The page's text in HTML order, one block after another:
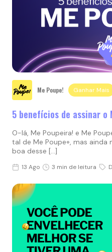
Me Poupe! Ganhar Mais
5 benefícios de assinar o
O-lá, Me Poupeira! e Me
tal de Me Poupe+, mas
boa desse […]
13 Ago 3 min de leitura